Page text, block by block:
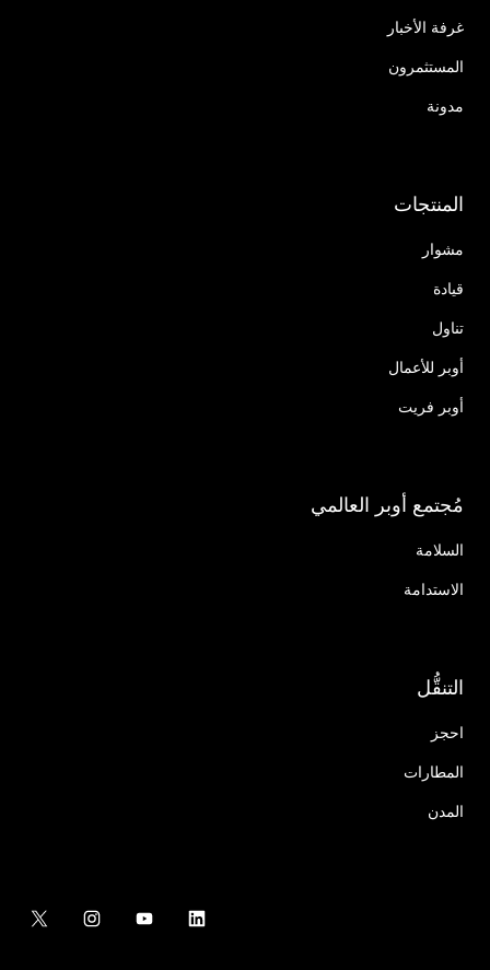
غرفة الأخبار
المستثمرون
مدونة
المنتجات
مشوار
قيادة
تناول
أوبر للأعمال
أوبر فريت
مُجتمع أوبر العالمي
السلامة
الاستدامة
التنقُّل
احجز
المطارات
المدن